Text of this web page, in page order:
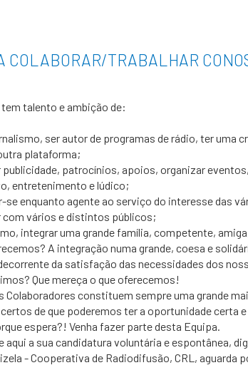
COLABORAR/TRABALHAR
talento e ambição de:
ser autor de programas de rádio, ter uma
plataforma;
publicidade, patrocínios, apoios, organizar
entretenimento e lúdico;
se enquanto agente ao serviço do interesse das
com vários e distintos públicos;
integrar uma grande família, competente,
A integração numa grande, coesa e
da satisfação das necessidades dos
Que mereça o que oferecemos!
Colaboradores constituem sempre uma grande
de que poderemos ter a oportunidade certa
espera?! Venha fazer parte desta Equipa.
aqui a sua candidatura voluntária e espontânea,
- Cooperativa de Radiodifusão, CRL, aguarda